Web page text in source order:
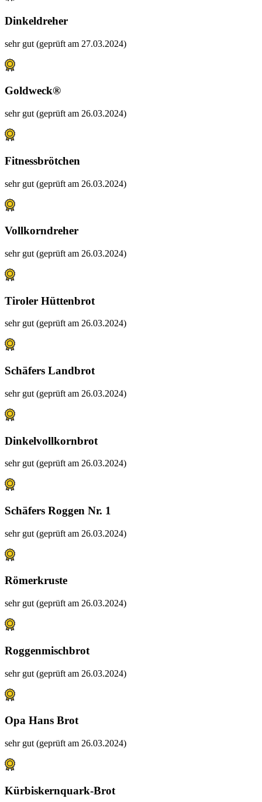
Dinkeldreher
sehr gut (geprüft am 27.03.2024)
Goldweck®
sehr gut (geprüft am 26.03.2024)
Fitnessbrötchen
sehr gut (geprüft am 26.03.2024)
Vollkorndreher
sehr gut (geprüft am 26.03.2024)
Tiroler Hüttenbrot
sehr gut (geprüft am 26.03.2024)
Schäfers Landbrot
sehr gut (geprüft am 26.03.2024)
Dinkelvollkornbrot
sehr gut (geprüft am 26.03.2024)
Schäfers Roggen Nr. 1
sehr gut (geprüft am 26.03.2024)
Römerkruste
sehr gut (geprüft am 26.03.2024)
Roggenmischbrot
sehr gut (geprüft am 26.03.2024)
Opa Hans Brot
sehr gut (geprüft am 26.03.2024)
Kürbiskernquark-Brot